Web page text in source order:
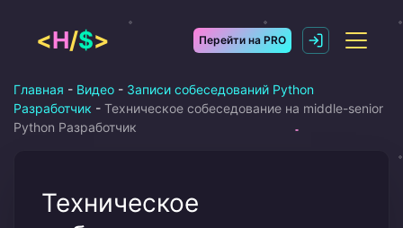
содержимому
<H/$> Перейти на PRO
Главная - Видео - Записи собеседований Python
Разработчик - Техническое собеседование на middle-senior
Python Разработчик
Техническое